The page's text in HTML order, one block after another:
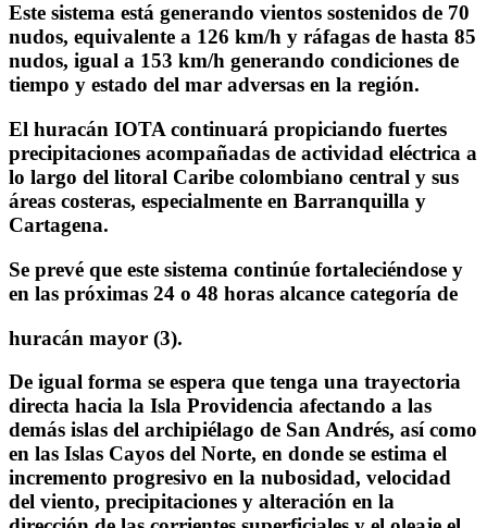
Este sistema está generando vientos sostenidos de 70
nudos, equivalente a 126 km/h y ráfagas de hasta 85
nudos, igual a 153 km/h generando condiciones de
tiempo y estado del mar adversas en la región.
El huracán IOTA continuará propiciando fuertes
precipitaciones acompañadas de actividad eléctrica a
lo largo del litoral Caribe colombiano central y sus
áreas costeras, especialmente en Barranquilla y
Cartagena.
Se prevé que este sistema continúe fortaleciéndose y
en las próximas 24 o 48 horas alcance categoría de
huracán mayor (3).
De igual forma se espera que tenga una trayectoria
directa hacia la Isla Providencia afectando a las
demás islas del archipiélago de San Andrés, así como
en las Islas Cayos del Norte, en donde se estima el
incremento progresivo en la nubosidad, velocidad
del viento, precipitaciones y alteración en la